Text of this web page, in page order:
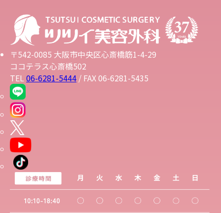
〒542-0085 大阪市中央区心斎橋筋1-4-29
ココテラス心斎橋502
TEL06-6281-5444 / FAX 06-6281-5435